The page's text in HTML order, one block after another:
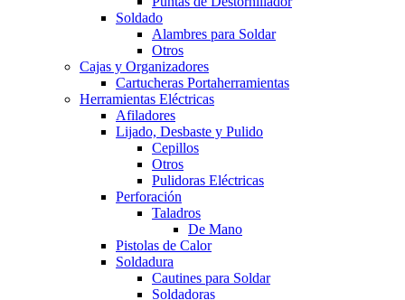
Soldado
Alambres para Soldar
Otros
Cajas y Organizadores
Cartucheras Portaherramientas
Herramientas Eléctricas
Afiladores
Lijado, Desbaste y Pulido
Cepillos
Otros
Pulidoras Eléctricas
Perforación
Taladros
De Mano
Pistolas de Calor
Soldadura
Cautines para Soldar
Soldadoras